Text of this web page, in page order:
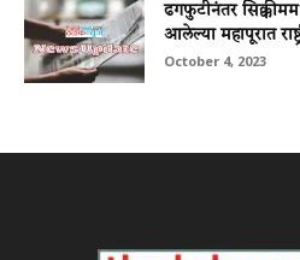
ढगफुटीनंतर
आलेल्या महापूरात
October 4, 2023